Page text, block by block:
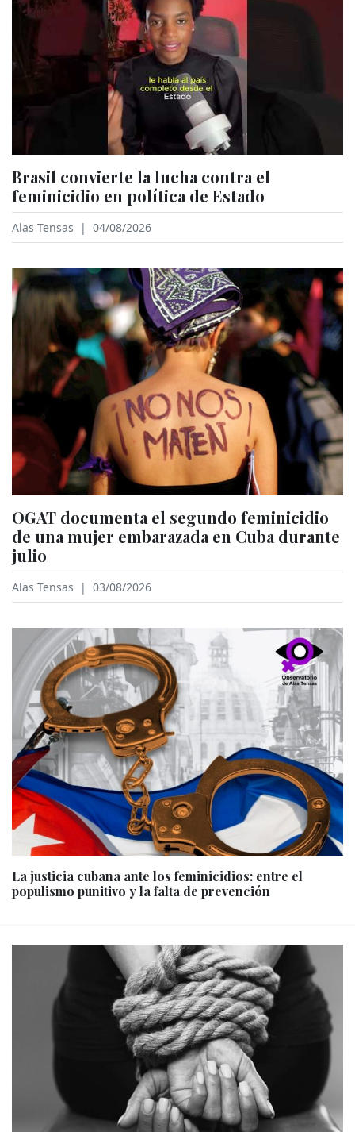
Brasil convierte la lucha contra el
feminicidio en política de Estado
Alas Tensas | 04/08/2026
OGAT documenta el segundo feminicidio
de una mujer embarazada en Cuba durante
julio
Alas Tensas | 03/08/2026
La justicia cubana ante los feminicidios: entre el
populismo punitivo y la falta de prevención